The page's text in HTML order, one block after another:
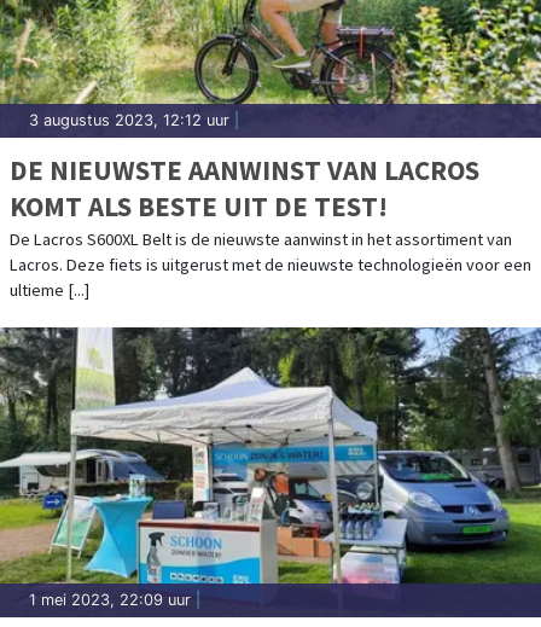
3 augustus 2023, 12:12 uur
DE NIEUWSTE AANWINST VAN LACROS
KOMT ALS BESTE UIT DE TEST!
De Lacros S600XL Belt is de nieuwste aanwinst in het assortiment van
Lacros. Deze fiets is uitgerust met de nieuwste technologieën voor een
ultieme [...]
1 mei 2023, 22:09 uur